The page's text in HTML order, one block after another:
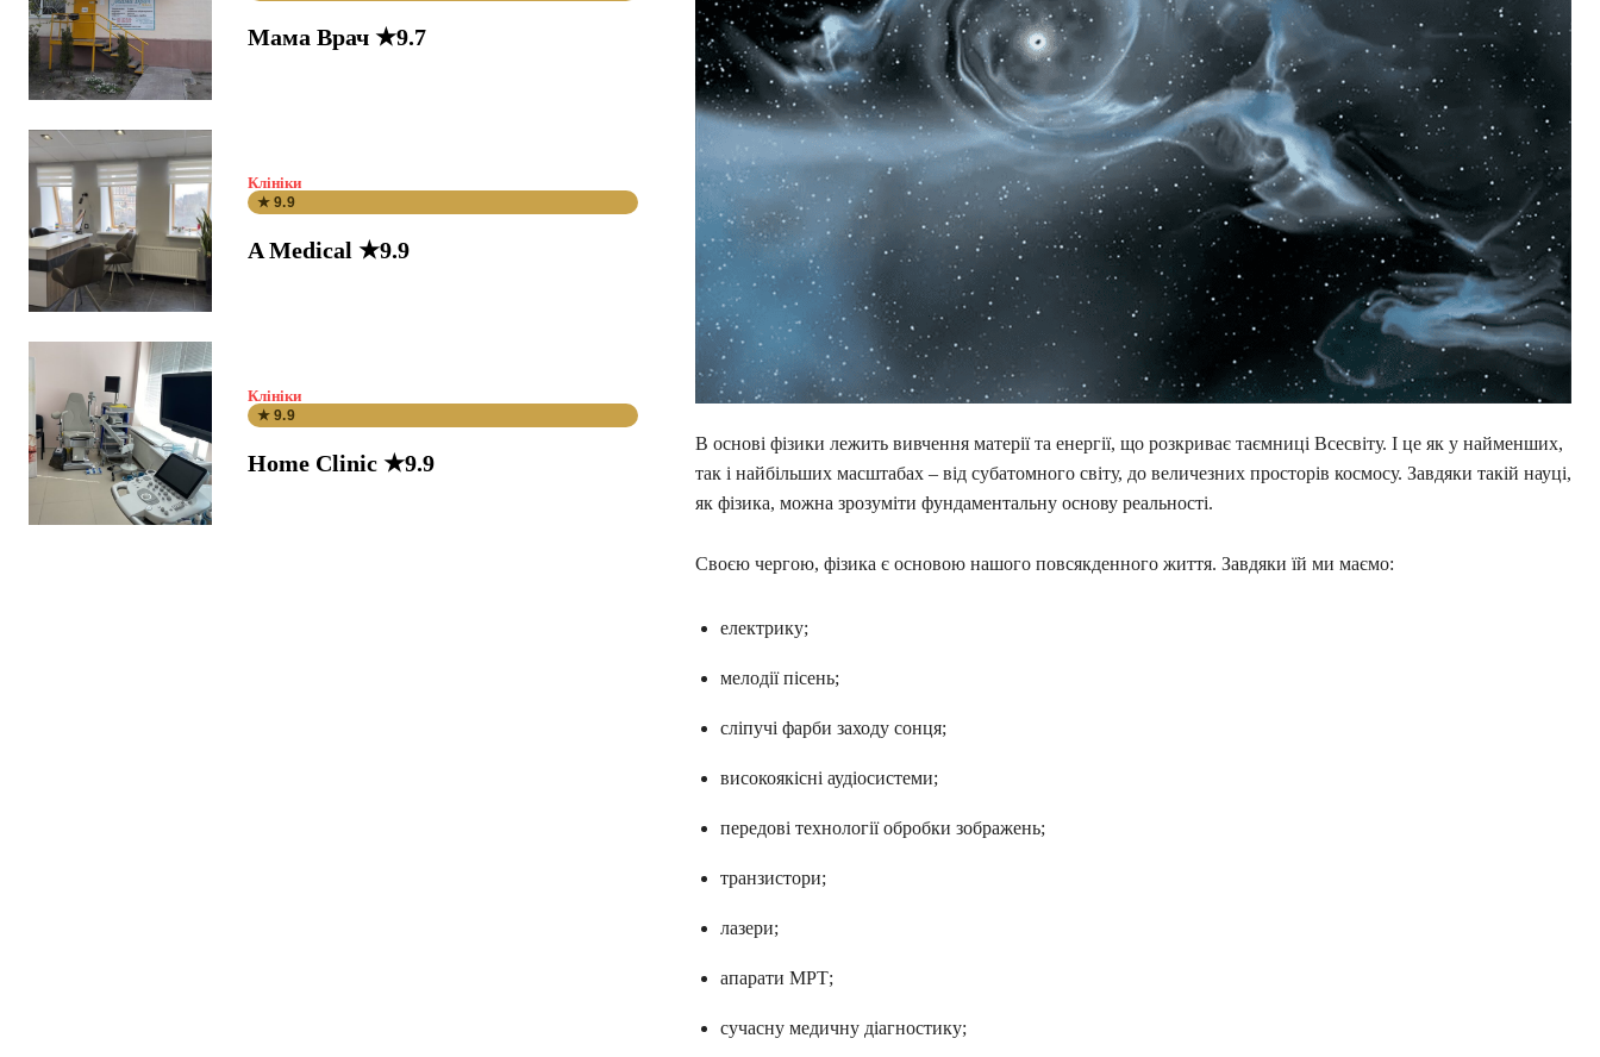
Мама Врач ★9.7
Клініки
★ 9.9
A Medical ★9.9
Клініки
★ 9.9
Home Clinic ★9.9
В основі фізики лежить вивчення матерії та енергії, що розкриває таємниці Всесвіту. І це як у найменших,
так і найбільших масштабах – від субатомного світу, до величезних просторів космосу. Завдяки такій науці,
як фізика, можна зрозуміти фундаментальну основу реальності.
Своєю чергою, фізика є основою нашого повсякденного життя. Завдяки їй ми маємо:
електрику;
мелодії пісень;
сліпучі фарби заходу сонця;
високоякісні аудіосистеми;
передові технології обробки зображень;
транзистори;
лазери;
апарати МРТ;
сучасну медичну діагностику;